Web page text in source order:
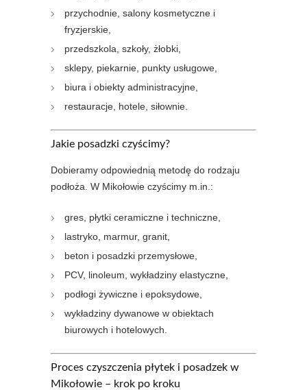
przychodnie, salony kosmetyczne i
fryzjerskie,
przedszkola, szkoły, żłobki,
sklepy, piekarnie, punkty usługowe,
biura i obiekty administracyjne,
restauracje, hotele, siłownie.
Jakie posadzki czyścimy?
Dobieramy odpowiednią metodę do rodzaju
podłoża. W Mikołowie czyścimy m.in.:
gres, płytki ceramiczne i techniczne,
lastryko, marmur, granit,
beton i posadzki przemysłowe,
PCV, linoleum, wykładziny elastyczne,
podłogi żywiczne i epoksydowe,
wykładziny dywanowe w obiektach
biurowych i hotelowych.
Proces czyszczenia płytek i posadzek w
Mikołowie – krok po kroku